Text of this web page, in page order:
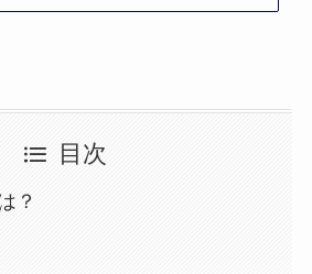
目次
？